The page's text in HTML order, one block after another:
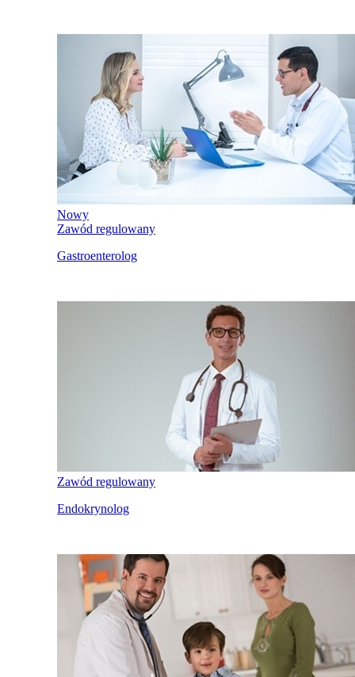
Nowy
Zawód regulowany
Gastroenterolog
Zawód regulowany
Endokrynolog